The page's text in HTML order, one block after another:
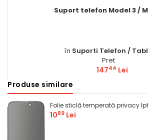
telefon Model 3 / Model Y
Suporti Telefon / Tableta
Comandă
Produse similare
Folie sticlă temperată privacy
1089 Lei